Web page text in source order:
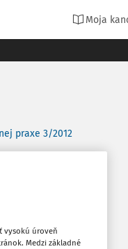
Moja
praxe 3/2012
Obľúbené
vysokú úroveň
Medzi základné